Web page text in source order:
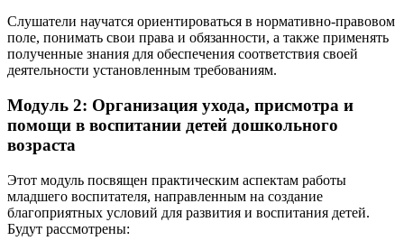
Слушатели научатся ориентироваться в нормативно-правовом
поле, понимать свои права и обязанности, а также применять
полученные знания для обеспечения соответствия своей
деятельности установленным требованиям.
Модуль 2: Организация ухода, присмотра и
помощи в воспитании детей дошкольного
возраста
Этот модуль посвящен практическим аспектам работы
младшего воспитателя, направленным на создание
благоприятных условий для развития и воспитания детей.
Будут рассмотрены: